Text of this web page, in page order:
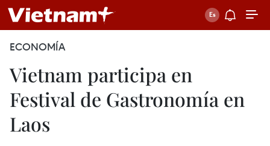
ECONOMÍA
Vietnam participa en
Festival de Gastronomía en
Laos